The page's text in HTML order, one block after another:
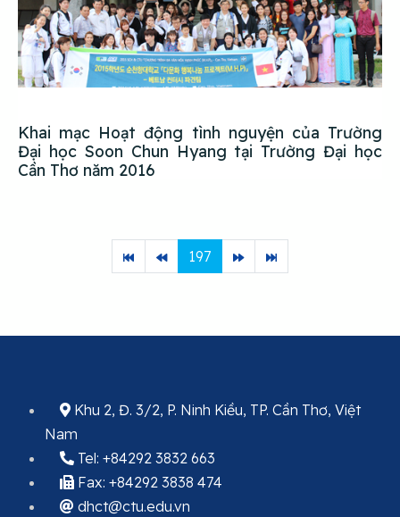
Khai mạc Hoạt động tình nguyện của Trường
Đại học Soon Chun Hyang tại Trường Đại học
Cần Thơ năm 2016
197
Khu 2, Đ. 3/2, P. Ninh Kiều, TP. Cần Thơ, Việt
Nam
Tel: +84292 3832 663
Fax: +84292 3838 474
dhct@ctu.edu.vn